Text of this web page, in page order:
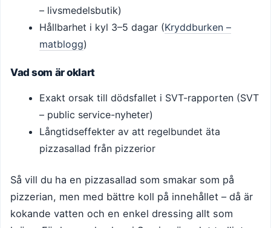
– livsmedelsbutik)
Hållbarhet i kyl 3–5 dagar (Kryddburken –
matblogg)
Vad som är oklart
Exakt orsak till dödsfallet i SVT-rapporten (SVT
– public service-nyheter)
Långtidseffekter av att regelbundet äta
pizzasallad från pizzerior
Så vill du ha en pizzasallad som smakar som på
pizzerian, men med bättre koll på innehållet – då är
kokande vatten och en enkel dressing allt som